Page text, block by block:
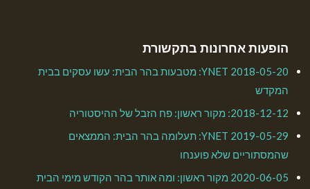
הופעות אחרונות בתקשורת
2018-05-20 YNET: מטבעות בהר הבית: עשו עסקים בבית
המקדש
2018-12-12: מקור ראשון: פח הזבל של ההיסטוריה
2019-05-29 YNET: תעלומה בהר הבית: הממצאים
שהמסתוריים שלא פוענחו
2020-06-05 מקור ראשון: ומה אותר בהר הקודש מימי הבית